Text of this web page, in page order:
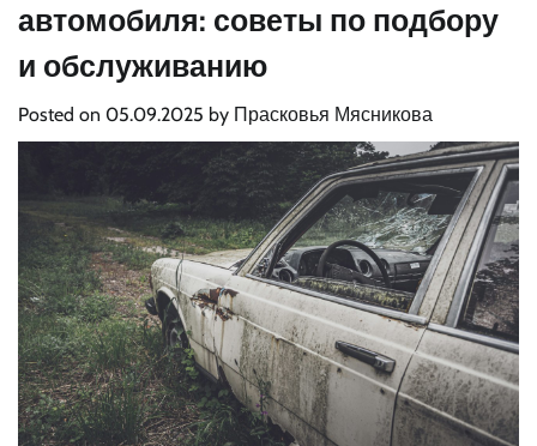
автомобиля: советы по подбору
и обслуживанию
Posted on 05.09.2025 by Прасковья Мясникова